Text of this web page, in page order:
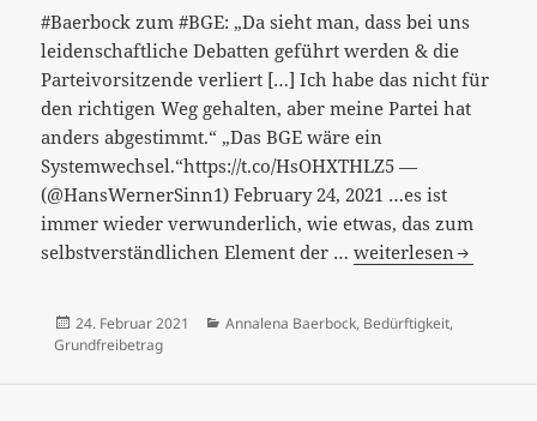
#Baerbock zum #BGE: „Da sieht man, dass bei uns
leidenschaftliche Debatten geführt werden & die
Parteivorsitzende verliert […] Ich habe das nicht für
den richtigen Weg gehalten, aber meine Partei hat
anders abgestimmt.“ „Das BGE wäre ein
Systemwechsel.“https://t.co/HsOHXTHLZ5 —
(@HansWernerSinn1) February 24, 2021 …es ist
immer wieder verwunderlich, wie etwas, das zum
selbstverständlichen Element der …Wäre
nicht
weiterlesen
Veröffentlicht
am
24. Februar 2021 Kategorien
Annalena Baerbock, Bedürftigkeit,
Grundfreibetrag